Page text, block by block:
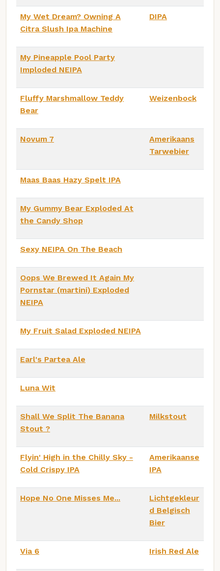
My Wet Dream? Owning A
Citra Slush Ipa Machine
DIPA
My Pineapple Pool Party
Imploded NEIPA
Fluffy Marshmallow Teddy
Bear
Weizenbock
Novum 7
Amerikaans
Tarwebier
Maas Baas Hazy Spelt IPA
My Gummy Bear Exploded At
the Candy Shop
Sexy NEIPA On The Beach
Oops We Brewed It Again My
Pornstar (martini) Exploded
NEIPA
My Fruit Salad Exploded NEIPA
Earl's Partea Ale
Luna Wit
Shall We Split The Banana
Stout ?
Milkstout
Flyin' High in the Chilly Sky -
Cold Crispy IPA
Amerikaanse
IPA
Hope No One Misses Me...
Lichtgekleur
d Belgisch
Bier
Via 6 Irish Red Ale